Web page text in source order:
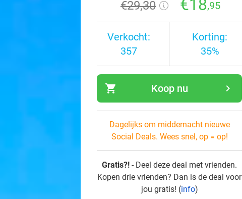
€29,30 €18,95
Verkocht:
357
Korting:
35%
shopping_cart navigate_next
Koop nu
Dagelijks om middernacht nieuwe
Social Deals. Wees snel, op = op!
Gratis?! - Deel deze deal met vrienden.
Kopen drie vrienden? Dan is de deal voor
jou gratis! (info)